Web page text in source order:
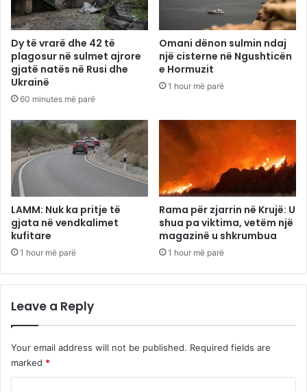
Dy të vrarë dhe 42 të
plagosur në sulmet ajrore
gjatë natës në Rusi dhe
Ukrainë
60 minutes më parë
Omani dënon sulmin ndaj
një cisterne në Ngushticën
e Hormuzit
1 hour më parë
LAMM: Nuk ka pritje të
gjata në vendkalimet
kufitare
1 hour më parë
Rama për zjarrin në Krujë: U
shua pa viktima, vetëm një
magazinë u shkrumbua
1 hour më parë
Leave a Reply
Your email address will not be published. Required fields are
marked *